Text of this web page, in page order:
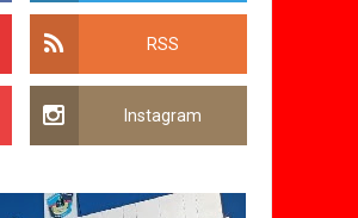
RSS
Instagram